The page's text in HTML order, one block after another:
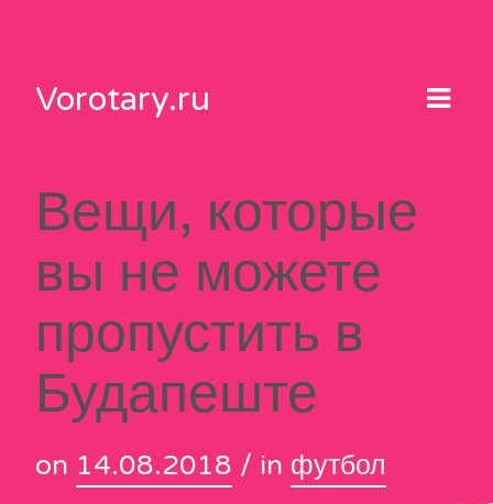
contentVorotary.ru
Вещи, которые
вы не можете
пропустить в
Будапеште
on 14.08.2018 / in футбол